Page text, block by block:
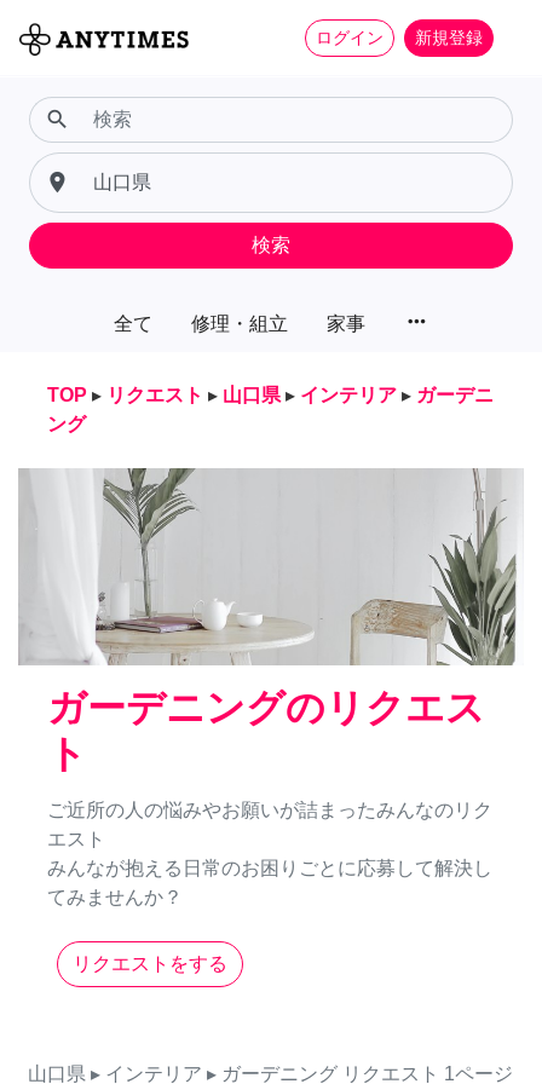
ログイン 新規登録
全て 修理・組立 家事 more_horiz
search
place
検索
TOP ▸ リクエスト ▸ 山口県 ▸ インテリア ▸ ガーデニ
ング
ガーデニングのリクエス
ト
ご近所の人の悩みやお願いが詰まったみんなのリク
エスト
みんなが抱える日常のお困りごとに応募して解決し
てみませんか？
リクエストをする
山口県 ▸ インテリア ▸ ガーデニング リクエスト 1ページ